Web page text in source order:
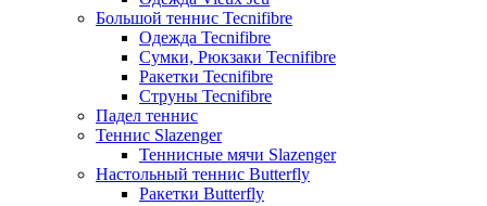
Большой теннис Tecnifibre
Одежда Tecnifibre
Сумки, Рюкзаки Tecnifibre
Ракетки Tecnifibre
Струны Tecnifibre
Падел теннис
Теннис Slazenger
Теннисные мячи Slazenger
Настольный теннис Butterfly
Ракетки Butterfly